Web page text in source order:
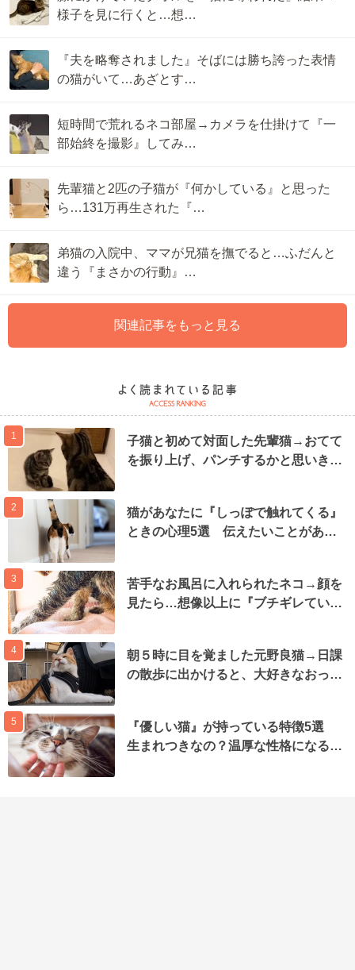
様子を見に行くと…想…
『夫を略奪されました』そばには勝ち誇った表情
の猫がいて…あざとす…
短時間で荒れるネコ部屋→カメラを仕掛けて『一
部始終を撮影』してみ…
先輩猫と2匹の子猫が『何かしている』と思った
ら…131万再生された『…
弟猫の入院中、ママが兄猫を撫でると…ふだんと
違う『まさかの行動』…
関連記事をもっと見る
1
子猫と初めて対面した先輩猫→おてて
を振り上げ、パンチするかと思いき…
2
猫があなたに『しっぽで触れてくる』
ときの心理5選 伝えたいことがあ…
3
苦手なお風呂に入れられたネコ→顔を
見たら…想像以上に『ブチギレてい…
4
朝５時に目を覚ました元野良猫→日課
の散歩に出かけると、大好きなおっ…
5
『優しい猫』が持っている特徴5選
生まれつきなの？温厚な性格になる…